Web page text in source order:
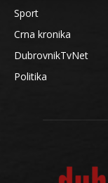
Sport
Crna kronika
DubrovnikTvNet
Politika